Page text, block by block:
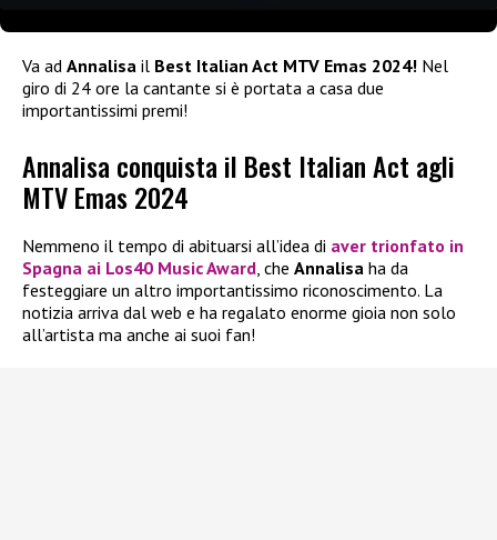
Va ad Annalisa il Best Italian Act MTV Emas 2024! Nel
giro di 24 ore la cantante si è portata a casa due
importantissimi premi!
Annalisa conquista il Best Italian Act agli
MTV Emas 2024
Nemmeno il tempo di abituarsi all’idea di aver trionfato in
Spagna ai Los40 Music Award, che Annalisa ha da
festeggiare un altro importantissimo riconoscimento. La
notizia arriva dal web e ha regalato enorme gioia non solo
all’artista ma anche ai suoi fan!